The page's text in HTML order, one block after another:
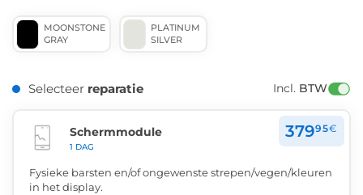
MOONSTONE
GRAY
PLATINUM
SILVER
Selecteer reparatie Incl. BTW
Schermmodule
1 DAG
37995€
Fysieke barsten en/of ongewenste strepen/vegen/kleuren
in het display.